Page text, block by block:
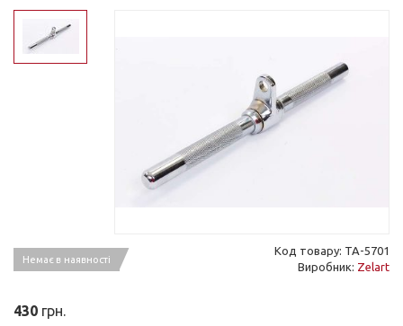
Немає в наявності
Код товару: TA-5701
Виробник: Zelart
430 грн.